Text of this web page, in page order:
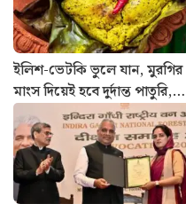
ইলিশ-ভেটকি ভুলে যান, মুরগির
মাংস দিয়েই হবে দুর্দান্ত পাতুরি,
রইল রেসিপি